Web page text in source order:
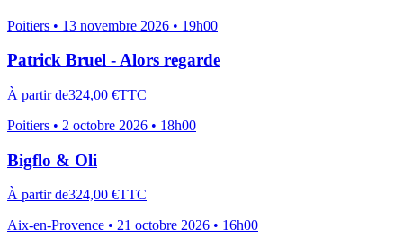
Poitiers • 13 novembre 2026 • 19h00
Patrick Bruel - Alors regarde
À partir de324,00 €TTC
Poitiers • 2 octobre 2026 • 18h00
Bigflo & Oli
À partir de324,00 €TTC
Aix-en-Provence • 21 octobre 2026 • 16h00